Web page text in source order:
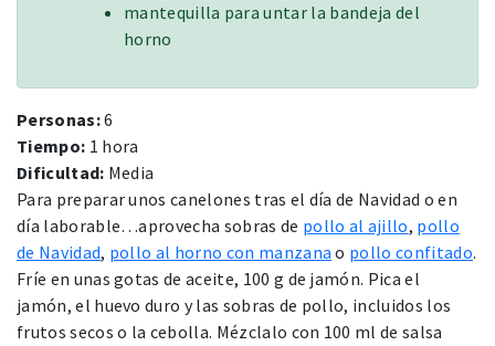
mantequilla para untar la bandeja del
horno
Personas:6
Tiempo: 1 hora
Dificultad: Media
Para preparar unos canelones tras el día de Navidad o en
día laborable…aprovecha sobras de pollo al ajillo, pollo
de Navidad, pollo al horno con manzana o pollo confitado.
Fríe en unas gotas de aceite, 100 g de jamón. Pica el
jamón, el huevo duro y las sobras de pollo, incluidos los
frutos secos o la cebolla. Mézclalo con 100 ml de salsa